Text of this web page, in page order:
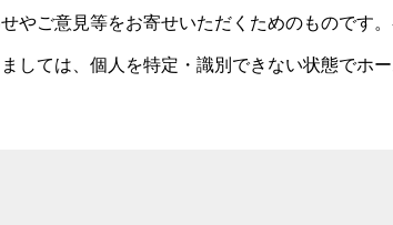
やご意見等をお寄せいただくためのものです
しては、個人を特定・識別できない状態でホ